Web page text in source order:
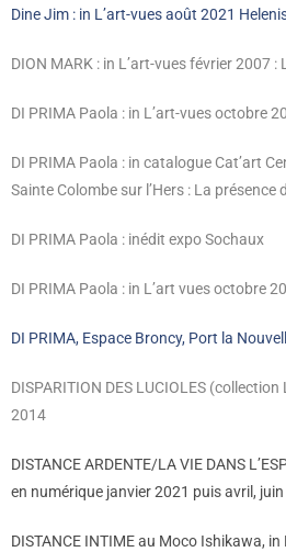
Dine Jim : in L’art-vues août 2021
DION MARK : in L’art-vues février 2007 :
DI PRIMA Paola : in L’art-vues octobre
DI PRIMA Paola : in catalogue Cat’art
Sainte Colombe sur l’Hers : La présence
DI PRIMA Paola : inédit expo Sochaux
DI PRIMA Paola : in L’art vues octobre
DI PRIMA, Espace Broncy, Port la
DISPARITION DES LUCIOLES
2014
DISTANCE ARDENTE/LA VIE DANS
en numérique janvier 2021 puis avril,
DISTANCE INTIME au Moco Ishikawa,